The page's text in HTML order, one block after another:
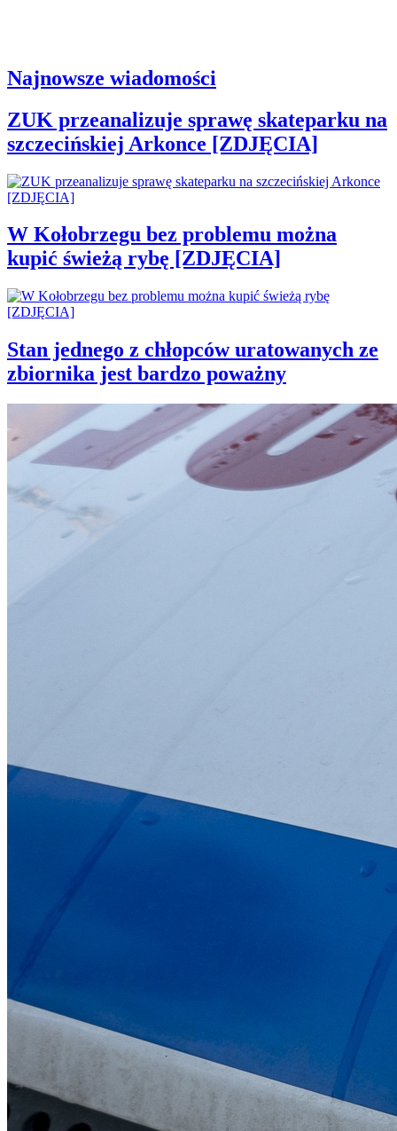
Najnowsze wiadomości
ZUK przeanalizuje sprawę skateparku na
szczecińskiej Arkonce [ZDJĘCIA]
W Kołobrzegu bez problemu można
kupić świeżą rybę [ZDJĘCIA]
Stan jednego z chłopców uratowanych ze
zbiornika jest bardzo poważny